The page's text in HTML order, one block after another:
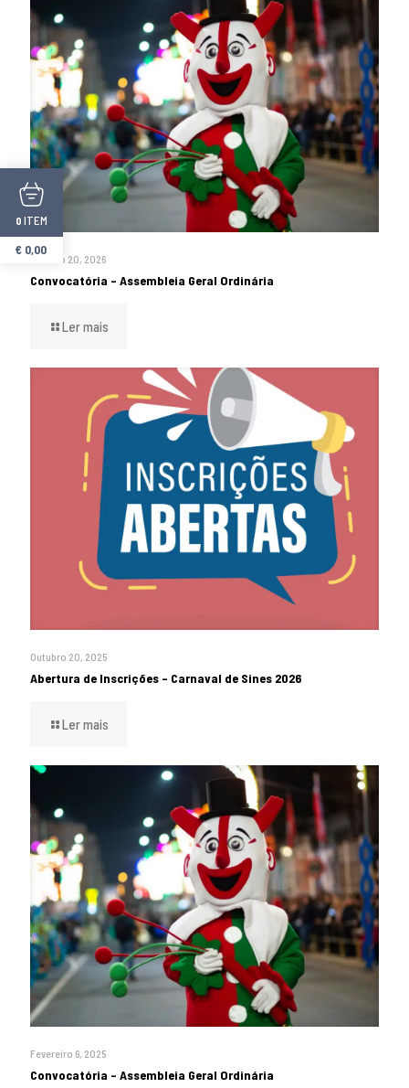
Janeiro 20, 2026
Convocatória – Assembleia Geral Ordinária
Ler mais
Outubro 20, 2025
Abertura de Inscrições – Carnaval de Sines 2026
Ler mais
Fevereiro 6, 2025
Convocatória – Assembleia Geral Ordinária
0 ITEM
€ 0,00